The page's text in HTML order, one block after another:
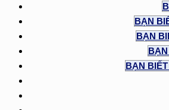
BẠN
BẠN
BẠN